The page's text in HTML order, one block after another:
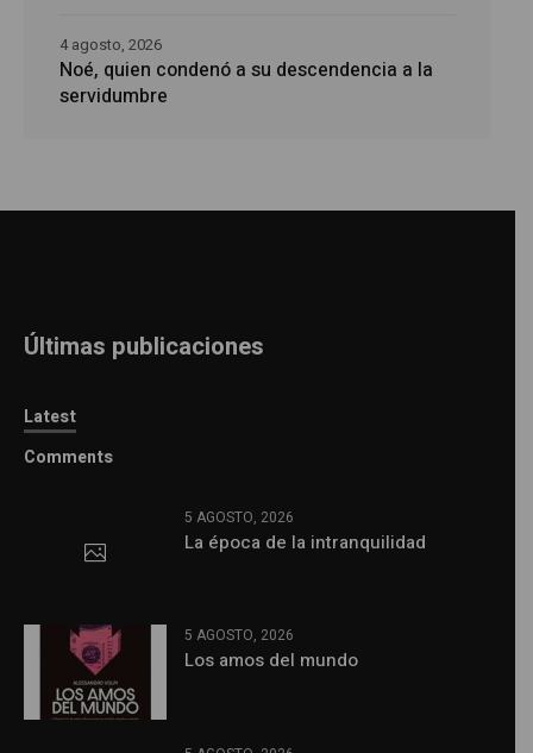
Noé, quien condenó a su descendencia a la
servidumbre
4 agosto, 2026
Últimas publicaciones
Latest
Comments
5 AGOSTO, 2026
La época de la intranquilidad
5 AGOSTO, 2026
Los amos del mundo